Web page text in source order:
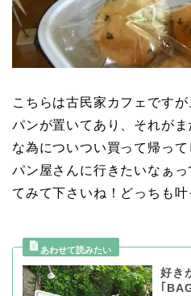
こちらは古民家カフェです
パンが置いてあり、それが
な為についつい買って帰っ
パン屋さんに行きたいなぁ
てみて下さいね！どっちも叶
好き
｢